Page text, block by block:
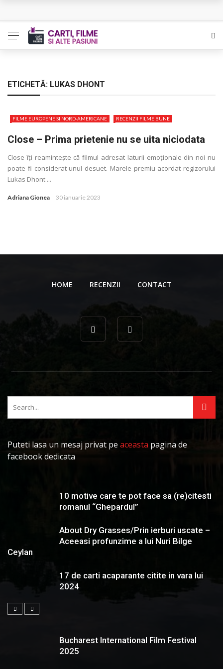
The Man Who Sold Air in the Holy Land – Generatia care
Queer – Un Burroughs sentimental
Luati-ma drept un vis. Povestiri in K. minor – Dor de Kafka
ETICHETĂ: LUKAS DHONT
FILME EUROPENE SI NORD-AMERICANE RECENZII FILME BUNE
Close – Prima prietenie nu se uita niciodata
Close îţi reamintește că filmul adresat laturii emoţionale din noi nu
poate fi considerat unul desuet. Marele premiu acordat regizorului
Lukas Dhont ...
Adriana Gionea 30 ianuarie 2023
HOME RECENZII CONTACT
Puteti lasa un mesaj privat pe aceasta pagina de
facebook dedicata
10 motive care te pot face sa (re)citesti
romanul “Ghepardul”
About Dry Grasses/Prin ierburi uscate –
Aceeasi profunzime a lui Nuri Bilge
Ceylan
17 de carti acaparante citite in vara lui
2024
Bucharest International Film Festival
2025